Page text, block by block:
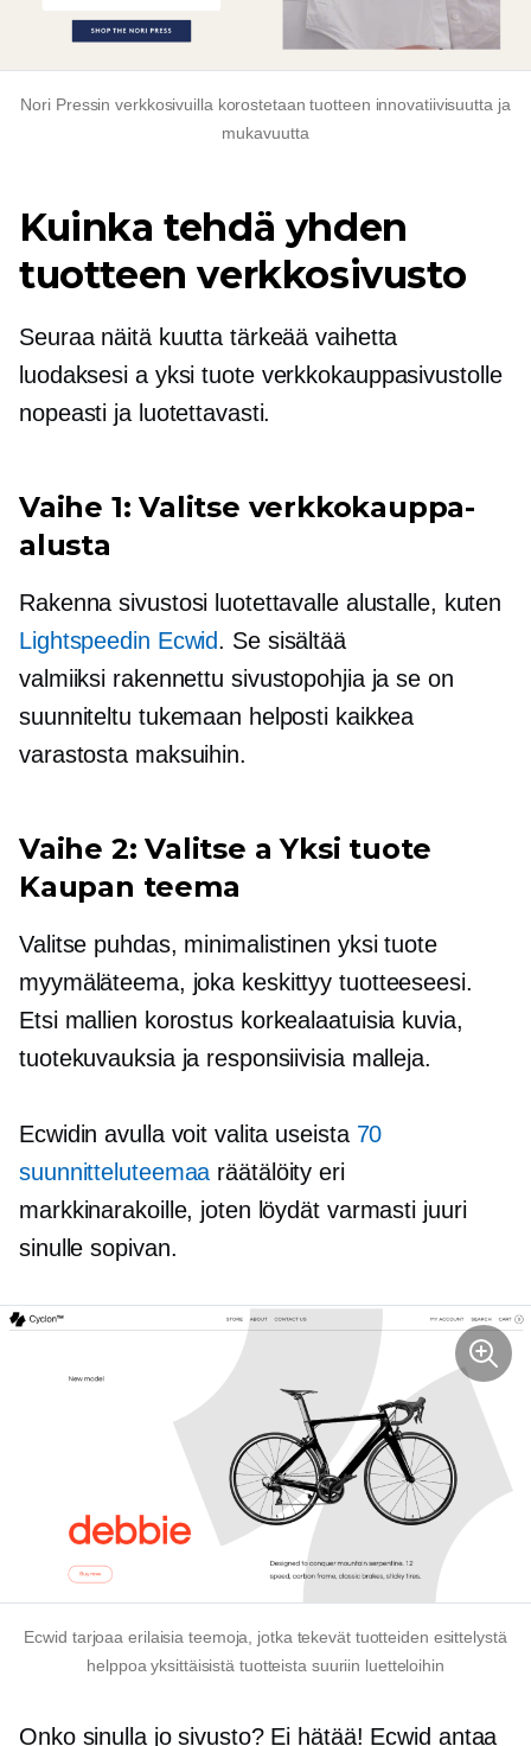
Nori Pressin verkkosivuilla korostetaan tuotteen innovatiivisuutta ja
mukavuutta
Kuinka tehdä yhden
tuotteen verkkosivusto
Seuraa näitä kuutta tärkeää vaihetta
luodaksesi a yksi tuoteverkkokauppasivustolle
nopeasti ja luotettavasti.
Vaihe 1: Valitse verkkokauppa-
alusta
Rakenna sivustosi luotettavalle alustalle, kuten
Lightspeedin Ecwid. Se sisältää
valmiiksi rakennettu sivustopohjia ja se on
suunniteltu tukemaan helposti kaikkea
varastosta maksuihin.
Vaihe 2: Valitse aYksi tuote
Kaupan teema
Valitse puhdas, minimalistinen yksi tuote
myymäläteema, joka keskittyy tuotteeseesi.
Etsi mallien korostus korkealaatuisiakuvia,
tuotekuvauksia ja responsiivisia malleja.
Ecwidin avulla voit valita useista 70
suunnitteluteemaaräätälöity eri
markkinarakoille, joten löydät varmasti juuri
sinulle sopivan.
Ecwid tarjoaa erilaisia ​​teemoja, jotka tekevät tuotteiden esittelystä
helppoa yksittäisistä tuotteista suuriin luetteloihin
Onko sinulla jo sivusto? Ei hätää! Ecwid antaa